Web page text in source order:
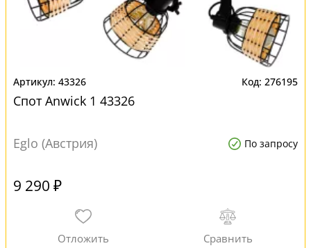
43326 276195
Спот Anwick 1 43326
Eglo (Австрия) По запросу
9 290 ₽